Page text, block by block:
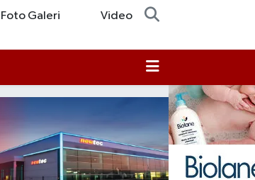
Foto Galeri Video